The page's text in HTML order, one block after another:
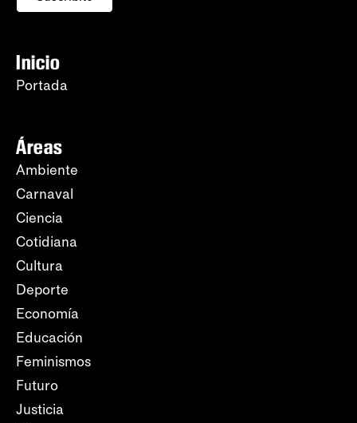
Inicio
Portada
Áreas
Ambiente
Carnaval
Ciencia
Cotidiana
Cultura
Deporte
Economía
Educación
Feminismos
Futuro
Justicia